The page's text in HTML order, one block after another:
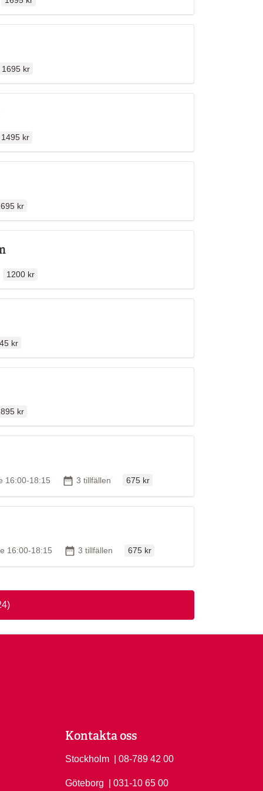
1695 kr
1495 kr
kr
1200 kr
kr
kr
16:00-18:15 Antal tillfällen
3 tillfällen 675 kr
16:00-18:15 Antal tillfällen
3 tillfällen 675 kr
Kontakta oss
Stockholm Ring Stockholm på
| 08-789 42 00
Göteborg Ring Göteborg på
| 031-10 65 00